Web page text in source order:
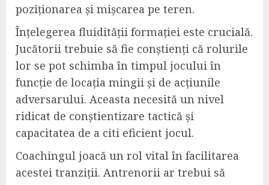
poziționarea și mișcarea pe teren.
Înțelegerea fluidității formației este crucială.
Jucătorii trebuie să fie conștienți că rolurile
lor se pot schimba în timpul jocului în
funcție de locația mingii și de acțiunile
adversarului. Aceasta necesită un nivel
ridicat de conștientizare tactică și
capacitatea de a citi eficient jocul.
Coachingul joacă un rol vital în facilitarea
acestei tranziții. Antrenorii ar trebui să